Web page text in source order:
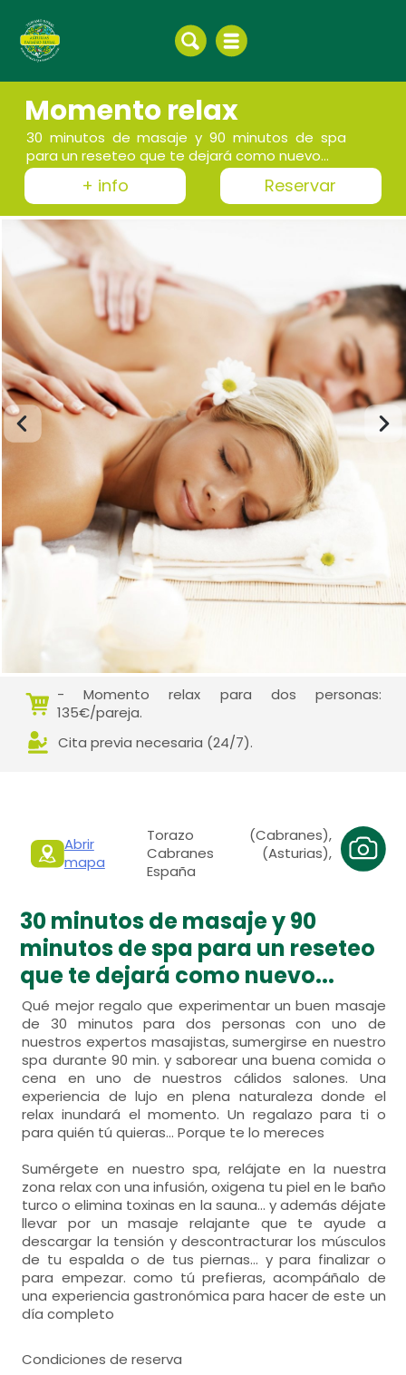
Momento relax
30 minutos de masaje y 90 minutos de spa
para un reseteo que te dejará como nuevo...
+ info Reservar
- Momento relax para dos personas:
135€/pareja.
Cita previa necesaria (24/7).
Abrir
mapa
Torazo (Cabranes),
Cabranes (Asturias),
España
30 minutos de masaje y 90
minutos de spa para un reseteo
que te dejará como nuevo...
Qué mejor regalo que experimentar un buen masaje
de 30 minutos para dos personas con uno de
nuestros expertos masajistas, sumergirse en nuestro
spa durante 90 min. y saborear una buena comida o
cena en uno de nuestros cálidos salones. Una
experiencia de lujo en plena naturaleza donde el
relax inundará el momento. Un regalazo para ti o
para quién tú quieras... Porque te lo mereces
Sumérgete en nuestro spa, relájate en la nuestra
zona relax con una infusión, oxigena tu piel en le baño
turco o elimina toxinas en la sauna... y además déjate
llevar por un masaje relajante que te ayude a
descargar la tensión y descontracturar los músculos
de tu espalda o de tus piernas... y para finalizar o
para empezar. como tú prefieras, acompáñalo de
una experiencia gastronómica para hacer de este un
día completo
Condiciones de reserva